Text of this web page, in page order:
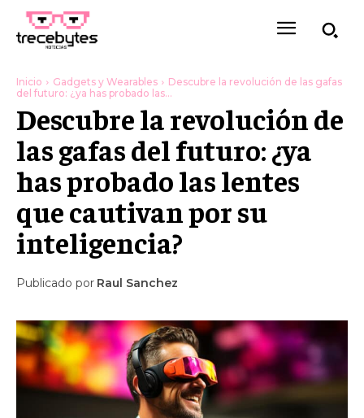
Inicio Gadgets y Wearables
Descubre la revolución de las gafas
del futuro: ¿ya has probado las...
Descubre la revolución de
las gafas del futuro: ¿ya
has probado las lentes
que cautivan por su
inteligencia?
Publicado por Raul Sanchez